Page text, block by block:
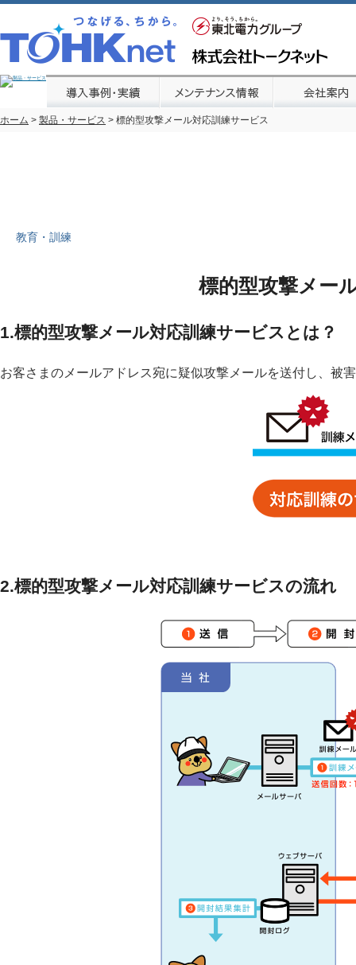
ホーム > 製品・サービス > 標的型攻撃メール対応訓練サービス
教育・訓練
標的型攻撃メー
1.標的型攻撃メール対応訓練サービスとは？
お客さまのメールアドレス宛に疑似攻撃メールを送付し、被
2.標的型攻撃メール対応訓練サービスの流れ